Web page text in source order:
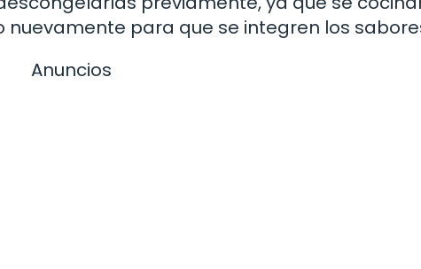
para que se integren los
Anuncios